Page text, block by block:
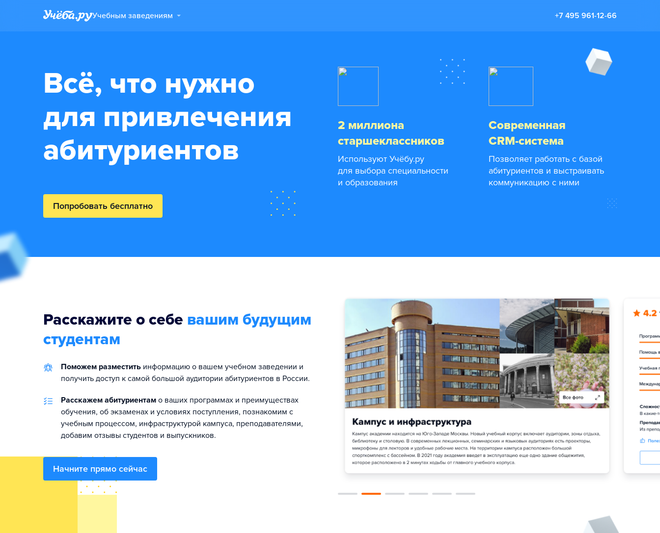
Учебным заведениям +7 495 961-12-66
Всё, что нужно
для привлечения
абитуриентов
Попробовать бесплатно
2 миллиона
старшеклассников
Используют Учёбу.ру
для выбора специальности
и образования
Современная
CRM-система
Позволяет работать с базой
абитуриентов и выстраивать
коммуникацию с ними
Расскажите о себе вашим будущим
студентам
Поможем разместить информацию о вашем учебном заведении и
получить доступ к самой большой аудитории абитуриентов в России.
Расскажем абитуриентам о ваших программах и преимуществах
обучения, об экзаменах и условиях поступления, познакомим с
учебным процессом, инфраструктурой кампуса, преподавателями,
добавим отзывы студентов и выпускников.
Начните прямо сейчас